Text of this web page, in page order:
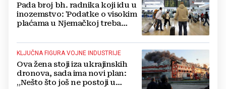
Pada broj bh. radnika koji idu u
inozemstvo: 'Podatke o visokim
plaćama u Njemačkoj treba
KLJUČNA FIGURA VOJNE INDUSTRIJE
Ova žena stoji iza ukrajinskih
dronova, sada ima novi plan:
„Nešto što još ne postoji u